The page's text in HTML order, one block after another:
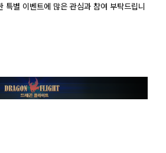
특별 이벤트에 많은 관심과 참여 부탁드립니